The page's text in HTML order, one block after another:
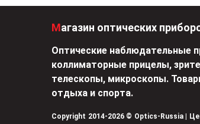
Магазин оптических
Оптические наблюдательные
коллиматорные прицелы,
телескопы, микроскопы.
отдыха и спорта.
Copyright 2014-2026 © Optics-Russia |